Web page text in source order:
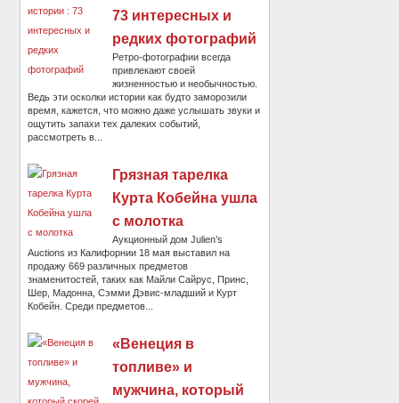
73 интересных и
редких фотографий
Ретро-фотографии всегда
привлекают своей
жизненностью и необычностью.
Ведь эти осколки истории как будто заморозили
время, кажется, что можно даже услышать звуки и
ощутить запахи тех далеких событий,
рассмотреть в...
Грязная тарелка
Курта Кобейна ушла
с молотка
Аукционный дом Julien’s
Auctions из Калифорнии 18 мая выставил на
продажу 669 различных предметов
знаменитостей, таких как Майли Сайрус, Принс,
Шер, Мадонна, Сэмми Дэвис-младший и Курт
Кобейн. Среди предметов...
«Венеция в
топливе» и
мужчина, который